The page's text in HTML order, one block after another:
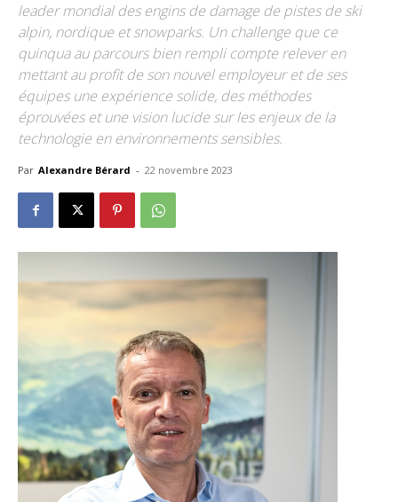
leader mondial des engins de damage de pistes de ski
alpin, nordique et snowparks. Un challenge que ce
quinqua au parcours bien rempli compte relever en
mettant au profit de son nouvel employeur et de ses
équipes une expérience solide, des méthodes
éprouvées et une vision lucide sur les enjeux de la
technologie en environnements sensibles.
Par Alexandre Bérard - 22 novembre 2023